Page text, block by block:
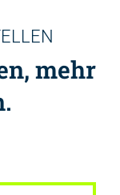
mehr